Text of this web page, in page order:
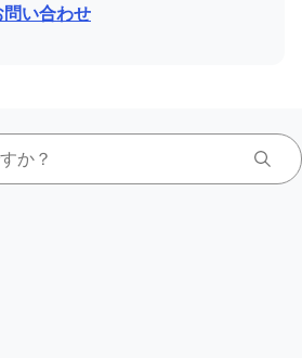
問い合わせ